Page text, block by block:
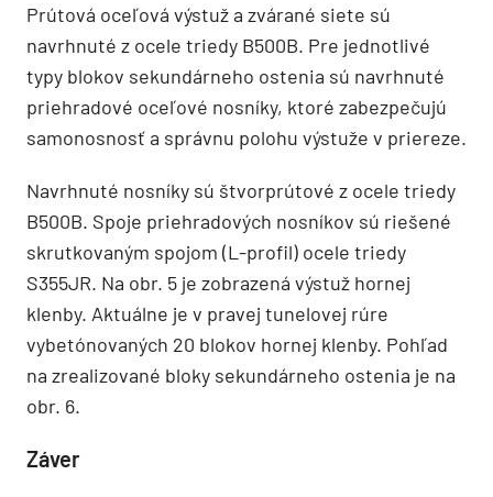
Prútová oceľová výstuž a zvárané siete sú
navrhnuté z ocele triedy B500B. Pre jednotlivé
typy blokov sekundárneho ostenia sú navrhnuté
priehradové oceľové nosníky, ktoré zabezpečujú
samonosnosť a správnu polohu výstuže v priereze.
Navrhnuté nosníky sú štvorprútové z ocele triedy
B500B. Spoje priehradových nosníkov sú riešené
skrutkovaným spojom (L-profil) ocele triedy
S355JR. Na obr. 5 je zobrazená výstuž hornej
klenby. Aktuálne je v pravej tunelovej rúre
vybetónovaných 20 blokov hornej klenby. Pohľad
na zrealizované bloky sekundárneho ostenia je na
obr. 6.
Záver